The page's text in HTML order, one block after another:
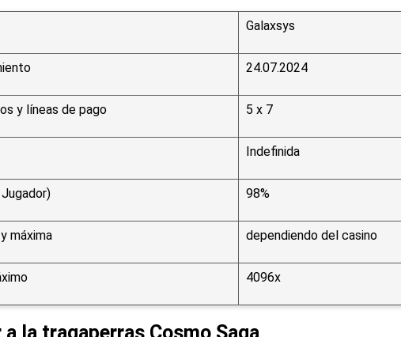
Galaxsys
24.07.2024
y líneas de pago 5 x 7
Indefinida
98%
máxima dependiendo del casino
4096x